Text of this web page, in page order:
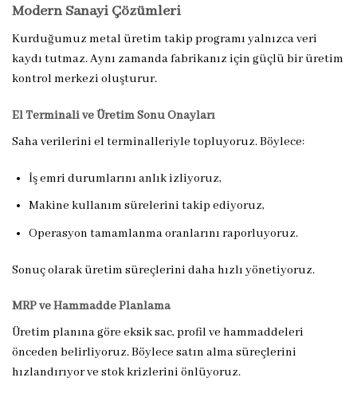
Modern Sanayi Çözümleri
Kurduğumuz metal üretim takip programı yalnızca veri
kaydı tutmaz. Aynı zamanda fabrikanız için güçlü bir üretim
kontrol merkezi oluşturur.
El Terminali ve Üretim Sonu Onayları
Saha verilerini el terminalleriyle topluyoruz. Böylece:
İş emri durumlarını anlık izliyoruz,
Makine kullanım sürelerini takip ediyoruz,
Operasyon tamamlanma oranlarını raporluyoruz.
Sonuç olarak üretim süreçlerini daha hızlı yönetiyoruz.
MRP ve Hammadde Planlama
Üretim planına göre eksik sac, profil ve hammaddeleri
önceden belirliyoruz. Böylece satın alma süreçlerini
hızlandırıyor ve stok krizlerini önlüyoruz.